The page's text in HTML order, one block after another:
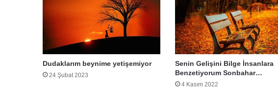
Dudaklarım beynime yetişemiyor
24 Şubat 2023
Senin Gelişini Bilge İnsanlara
Benzetiyorum Sonbahar…
4 Kasım 2022